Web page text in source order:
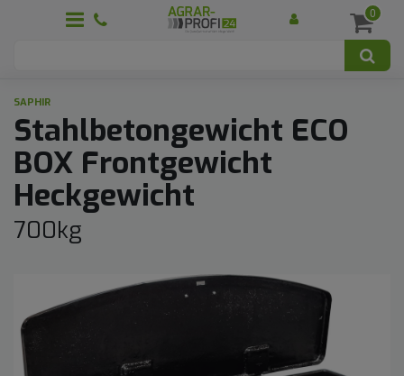
0
SAPHIR
Stahlbetongewicht ECO
BOX Frontgewicht
Heckgewicht
700kg